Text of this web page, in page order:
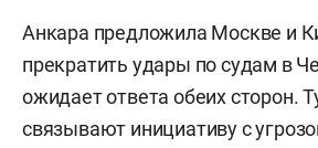
Анкара предложила Москве и
прекратить удары по судам в
ожидает ответа обеих сторон.
связывают инициативу с